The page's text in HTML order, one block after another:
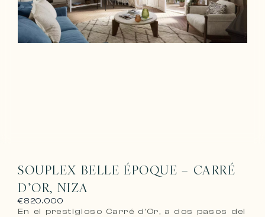
SOUPLEX BELLE ÉPOQUE – CARRÉ
D’OR, NIZA
€820.000
En el prestigioso Carré d’Or, a dos pasos del